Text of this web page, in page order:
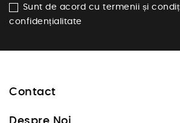
Sunt de acord cu termenii și
confidențialitate
Contact